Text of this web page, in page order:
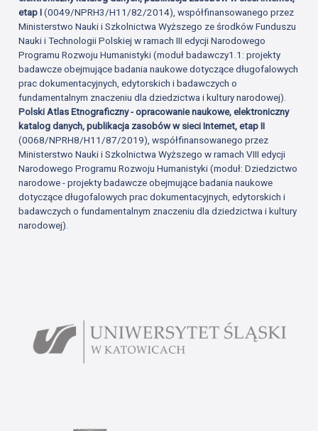
etap I(0049/NPRH3/H11/82/2014), współfinansowanego przez
Ministerstwo Nauki i Szkolnictwa Wyższego ze środków Funduszu
Nauki i Technologii Polskiej w ramach III edycji Narodowego
Programu Rozwoju Humanistyki (moduł badawczy1.1: projekty
badawcze obejmujące badania naukowe dotyczące długofalowych
prac dokumentacyjnych, edytorskich i badawczych o
fundamentalnym znaczeniu dla dziedzictwa i kultury narodowej).
Polski Atlas Etnograficzny - opracowanie naukowe, elektroniczny
katalog danych, publikacja zasobów w sieci Internet, etap II
(0068/NPRH8/H11/87/2019), współfinansowanego przez
Ministerstwo Nauki i Szkolnictwa Wyższego w ramach VIII edycji
Narodowego Programu Rozwoju Humanistyki (moduł: Dziedzictwo
narodowe - projekty badawcze obejmujące badania naukowe
dotyczące długofalowych prac dokumentacyjnych, edytorskich i
badawczych o fundamentalnym znaczeniu dla dziedzictwa i kultury
narodowej).